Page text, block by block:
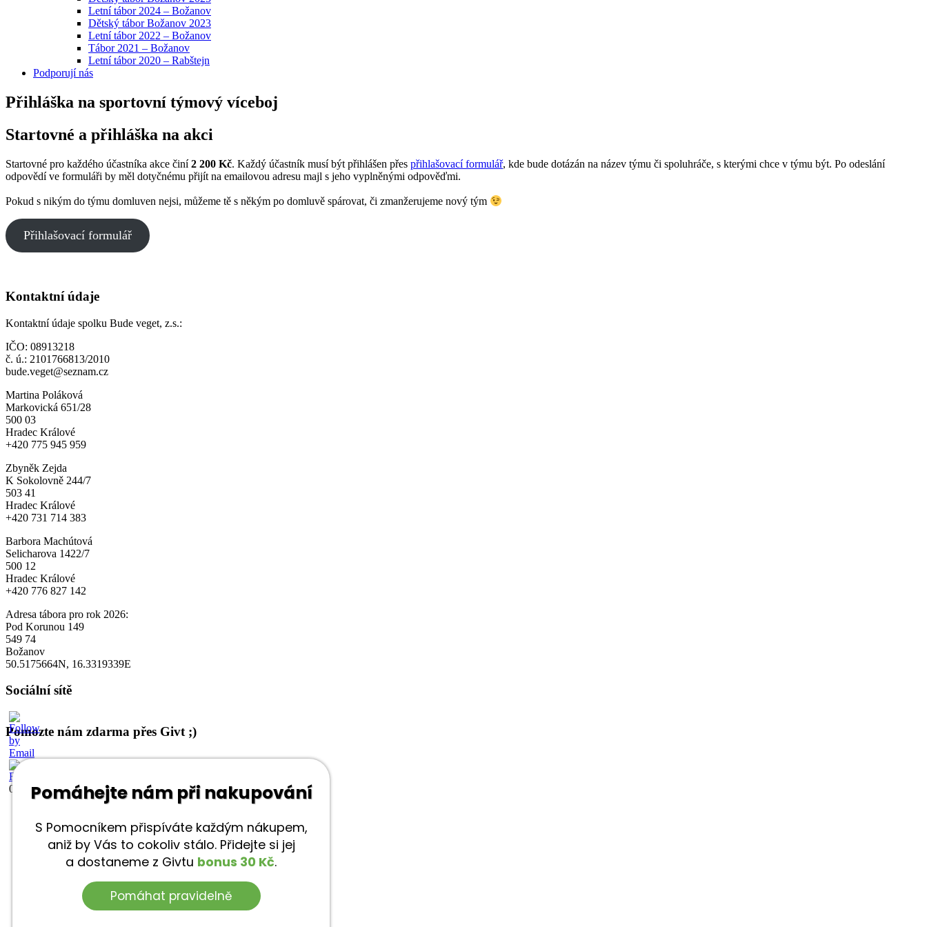
Letní tábor 2024 – Božanov
Dětský tábor Božanov 2023
Letní tábor 2022 – Božanov
Tábor 2021 – Božanov
Letní tábor 2020 – Rabštejn
Podporují nás
Přihláška na sportovní týmový víceboj
Startovné a přihláška na akci
Startovné pro každého účastníka akce činí2 200 Kč. Každý účastník musí být přihlášen přes přihlašovací formulář, kde bude dotázán na název týmu či spoluhráče, s kterými chce v týmu být. Po odeslání
odpovědí ve formuláři by měl dotyčnému přijít na emailovou adresu majl s jeho vyplněnými odpověďmi.
Pokud s nikým do týmu domluven nejsi, můžeme tě s někým po domluvě spárovat, či zmanžerujeme nový tým
Přihlašovací formulář
Kontaktní údaje
Kontaktní údaje spolku Bude veget, z.s.:
IČO: 08913218
č. ú.: 2101766813/2010
bude.veget@seznam.cz
Martina Poláková
Markovická 651/28
500 03
Hradec Králové
+420 775 945 959
Zbyněk Zejda
K Sokolovně 244/7
503 41
Hradec Králové
+420 731 714 383
Barbora Machútová
Selicharova 1422/7
500 12
Hradec Králové
+420 776 827 142
Adresa tábora pro rok 2026:
Pod Korunou 149
549 74
Božanov
50.5175664N, 16.3319339E
Sociální sítě
0
Pomozte nám zdarma přes Givt ;)